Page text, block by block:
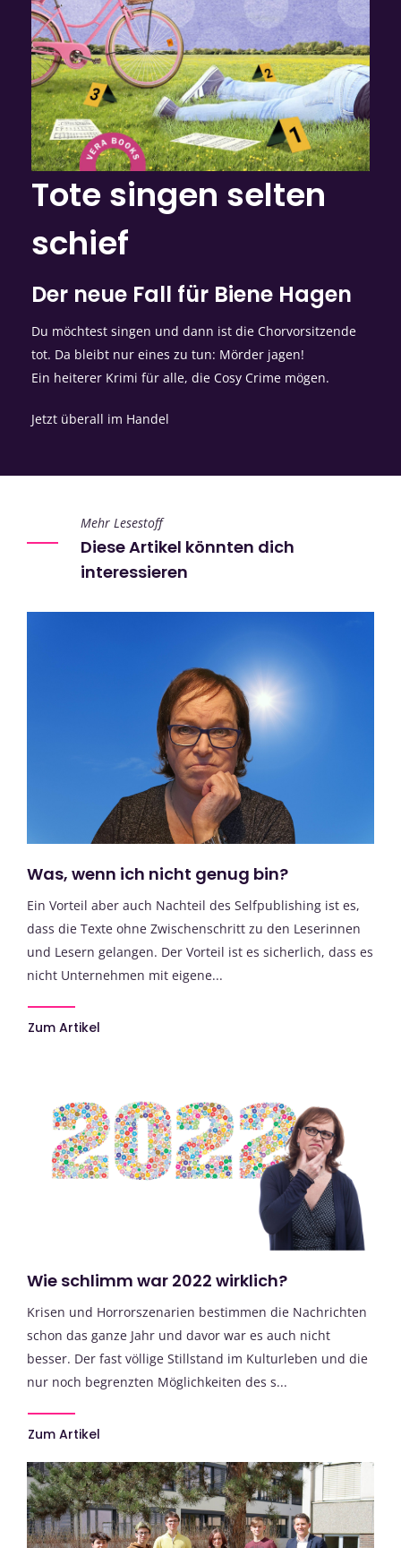
Tote singen selten
schief
Der neue Fall für Biene Hagen
Du möchtest singen und dann ist die Chorvorsitzende
tot. Da bleibt nur eines zu tun: Mörder jagen!
Ein heiterer Krimi für alle, die Cosy Crime mögen.
Jetzt überall im Handel
Mehr Lesestoff
Diese Artikel könnten dich
interessieren
Was, wenn ich nicht genug bin?
Ein Vorteil aber auch Nachteil des Selfpublishing ist es,
dass die Texte ohne Zwischenschritt zu den Leserinnen
und Lesern gelangen. Der Vorteil ist es sicherlich, dass es
nicht Unternehmen mit eigene...
Zum Artikel
Wie schlimm war 2022 wirklich?
Krisen und Horrorszenarien bestimmen die Nachrichten
schon das ganze Jahr und davor war es auch nicht
besser. Der fast völlige Stillstand im Kulturleben und die
nur noch begrenzten Möglichkeiten des s...
Zum Artikel